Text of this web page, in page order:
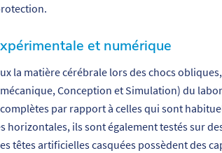
et numérique
la matière cérébrale lors des chocs
Conception et Simulation) du
par rapport à celles qui sont
horizontales, ils sont également testés sur
têtes artificielles casquées possèdent des